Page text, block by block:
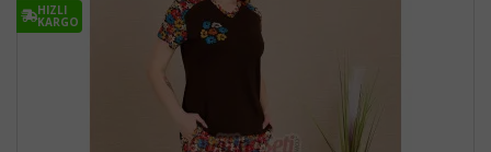
HIZLI
KARGO